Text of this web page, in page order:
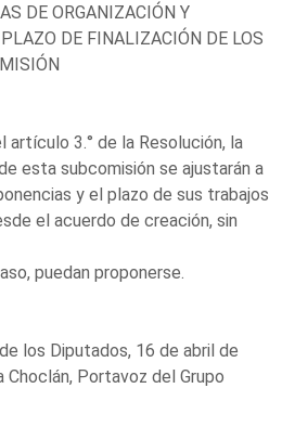
DE ORGANIZACIÓN Y
DE FINALIZACIÓN DE LOS
artículo 3.° de la Resolución, la
esta subcomisión se ajustarán a
y el plazo de sus trabajos
el acuerdo de creación, sin
puedan proponerse.
los Diputados, 16 de abril de
Choclán, Portavoz del Grupo